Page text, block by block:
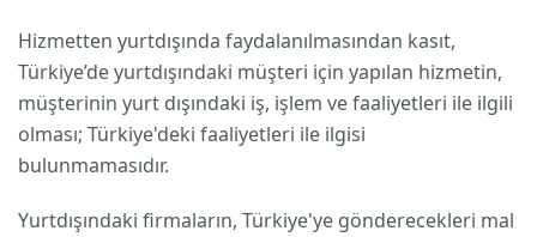
Hizmetten yurtdışında faydalanılmasından kasıt,
Türkiye’de yurtdışındaki müşteri için yapılan hizmetin,
müşterinin yurt dışındaki iş, işlem ve faaliyetleri ile ilgili
olması; Türkiye'deki faaliyetleri ile ilgisi
bulunmamasıdır.
Yurtdışındaki firmaların, Türkiye'ye gönderecekleri mal